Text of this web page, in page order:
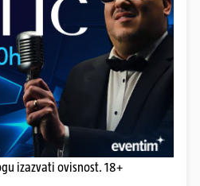
izazvati ovisnost. 18+